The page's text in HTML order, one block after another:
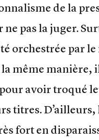
de la
pas la juger.
orchestrée par
même manière,
avoir troqué
titres.
fort en